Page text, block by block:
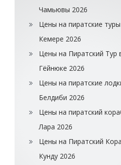
Чамьювы 2026
Цены на пиратские
Кемере 2026
Цены на Пиратский Тур
Гёйнюке 2026
Цены на пиратские
Белдиби 2026
Цены на пиратский
Лара 2026
Цены на Пиратский
Кунду 2026